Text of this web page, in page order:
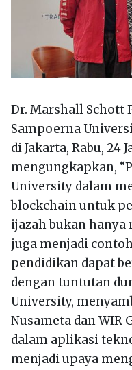
Dr. Marshall Schott
Sampoerna
di Jakarta, Rabu, 24
mengungkapkan,
University dalam
blockchain untuk
ijazah bukan
juga menjadi
pendidikan dapat
dengan tuntutan
University,
Nusameta dan WIR
dalam aplikasi
menjadi upaya